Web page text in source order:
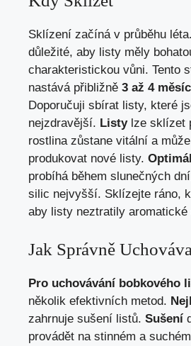
Sklízení začíná v průběhu léta.
důležité, aby listy měly
charakteristickou vůni. Tento
nastává přibližně 3 až 4
Doporučuji sbírat listy, které
nejzdravější. Listylze sklízet
rostlina zůstane vitální a
produkovat nové listy.
probíhá během slunečných
silic nejvyšší. Sklízejte ráno,
aby listy neztratily aromatické
Jak Správně
Pro uchovávání bobkového
několik efektivních metod.
zahrnuje sušení listů. Sušení
provádět na stinném a